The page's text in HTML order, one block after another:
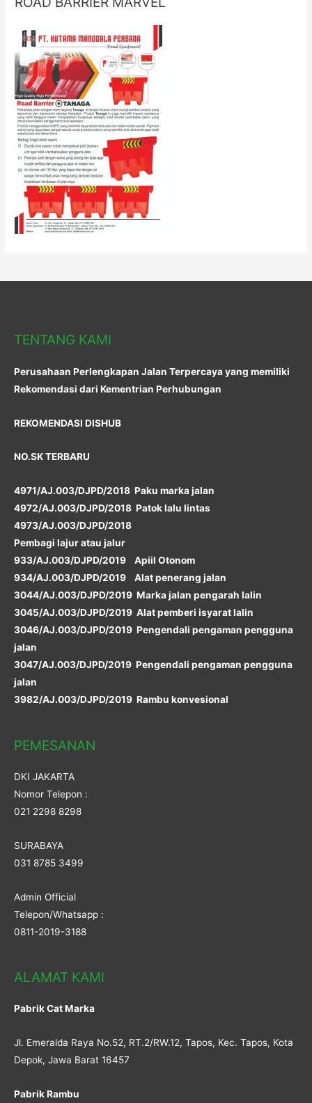
TENTANG KAMI
Perusahaan Perlengkapan Jalan Terpercaya yang memiliki
Rekomendasi dari Kementrian Perhubungan
REKOMENDASI DISHUB
NO.SK TERBARU
4971/AJ.003/DJPD/2018 Paku marka jalan
4972/AJ.003/DJPD/2018 Patok lalu lintas
4973/AJ.003/DJPD/2018
Pembagi lajur atau jalur
933/AJ.003/DJPD/2019 Apiil Otonom
934/AJ.003/DJPD/2019 Alat penerang jalan
3044/AJ.003/DJPD/2019 Marka jalan pengarah lalin
3045/AJ.003/DJPD/2019 Alat pemberi isyarat lalin
3046/AJ.003/DJPD/2019 Pengendali pengaman pengguna
jalan
3047/AJ.003/DJPD/2019 Pengendali pengaman pengguna
jalan
3982/AJ.003/DJPD/2019 Rambu konvesional
PEMESANAN
DKI JAKARTA
Nomor Telepon :
021 2298 8298
SURABAYA
031 8785 3499
Admin Official
Telepon/Whatsapp :
0811-2019-3188
ALAMAT KAMI
Pabrik Cat Marka
Jl. Emeralda Raya No.52, RT.2/RW.12, Tapos, Kec. Tapos, Kota
Depok, Jawa Barat 16457
Pabrik Rambu